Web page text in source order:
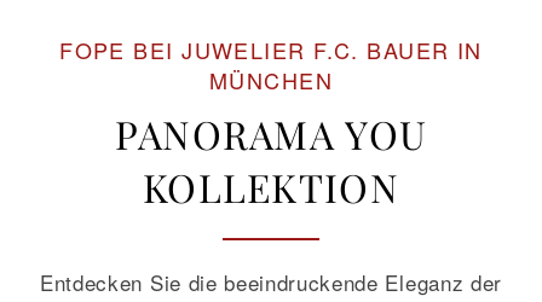
GALERIE
FOPE BEI JUWELIER F.C. BAUER IN
MÜNCHEN
PANORAMA YOU
KOLLEKTION
Entdecken Sie die beeindruckende Eleganz der